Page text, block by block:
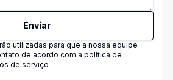
Enviar
utilizadas para que a nossa equipe
de acordo com a política de
de serviço